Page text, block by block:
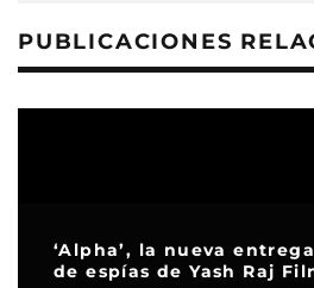
PUBLICACIONES
‘Alpha’, la nueva
de espías de Yash Raj